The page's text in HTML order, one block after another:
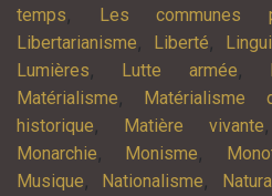
temps, Les communes
Libertarianisme, Liberté,
Lumières, Lutte armée,
Matérialisme, Matérialisme
historique, Matière vivante
Monarchie, Monisme,
Musique, Nationalisme,